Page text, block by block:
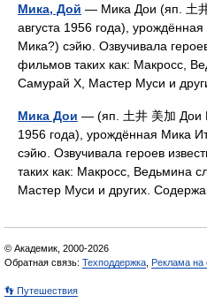
Мика, Дой — Мика Дои (яп. 土
августа 1956 года),
Мика?) сэйю. Озвучивала
фильмов таких как: Макросс,
Самурай X, Мастер Муси и
Мика Дои — (яп. 土井 美加 Дои
1956 года), урождённая Мика
сэйю. Озвучивала героев
таких как: Макросс, Ведьмина
Мастер Муси и других.
© Академик, 2000-2026
Обратная связь: Техподдержка Реклама на
👣 Путешествия